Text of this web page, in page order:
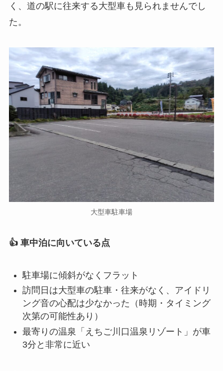
く、道の駅に往来する大型車も見られませんでし
た。
大型車駐車場
👍 車中泊に向いている点
駐車場に傾斜がなくフラット
訪問日は大型車の駐車・往来がなく、アイドリ
ング音の心配は少なかった（時期・タイミング
次第の可能性あり）
最寄りの温泉「えちご川口温泉リゾート」が車
3分と非常に近い